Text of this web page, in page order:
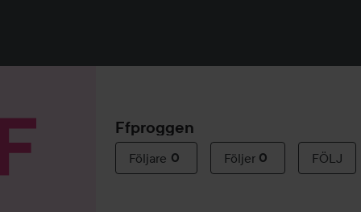
Ffproggen
Följare 0 Följer 0 FÖLJ